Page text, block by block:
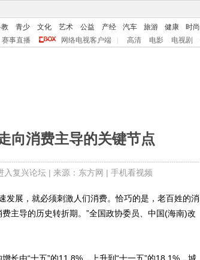
青少 文化 艺术 公益 产经 汽车 旅游 健康 时尚
赛事直播 网络电视客户端 高清 电影 电视剧
向消费主导的关键节点
入复兴论坛| 来源：东方网 | 手机看视频
展，就必须刺激人们消费。恰巧的是，老百姓的消
主导的历史转折期。”全国政协委员、中国(海南)改